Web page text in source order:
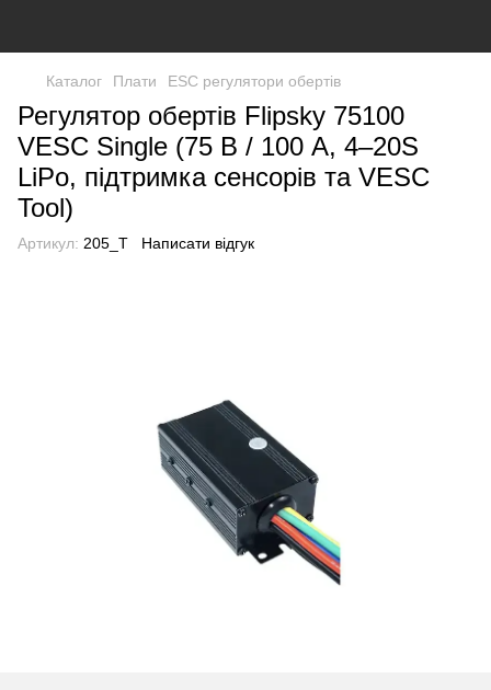
Каталог Плати ESC регулятори обертів
Регулятор обертів Flipsky 75100
VESC Single (75 В / 100 A, 4–20S
LiPo, підтримка сенсорів та VESC
Tool)
Артикул: 205_T Написати відгук